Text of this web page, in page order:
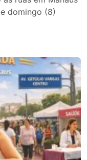
domingo (8)